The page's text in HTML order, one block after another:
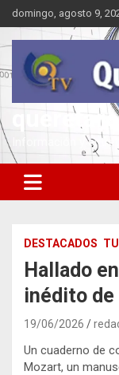
Saltar
al
contenido
domingo, agosto 9,
Información y
DESTACADOS
Hallado
inédito
19/06/2026
Un cuaderno de
Mozart, un